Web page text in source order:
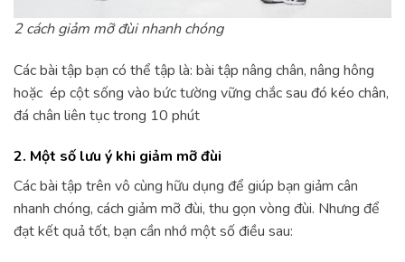
2 cách giảm mỡ đùi nhanh chóng
Các bài tập bạn có thể tập là: bài tập nâng chân, nâng hông
hoặc ép cột sống vào bức tường vững chắc sau đó kéo chân,
đá chân liên tục trong 10 phút
2. Một số lưu ý khi giảm mỡ đùi
Các bài tập trên vô cùng hữu dụng để giúp bạn giảm cân
nhanh chóng, cách giảm mỡ đùi, thu gọn vòng đùi. Nhưng để
đạt kết quả tốt, bạn cần nhớ một số điều sau: